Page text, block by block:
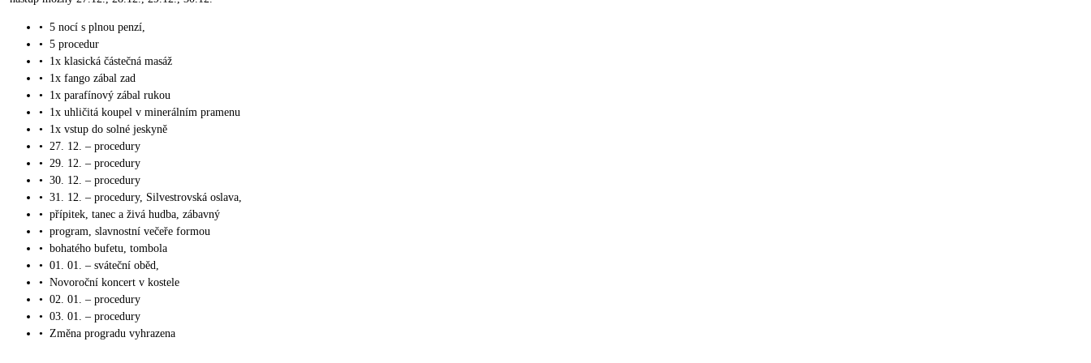
• 5 nocí s plnou penzí,
• 5 procedur
•
1x klasická částečná masáž
•
1x fango zábal zad
•
1x parafínový zábal rukou
•
1x uhličitá koupel v minerálním pramenu
•
1x vstup do solné jeskyně
•
27. 12. – procedury
•
29. 12. – procedury
• 30. 12. – procedury
• 31. 12. – procedury, Silvestrovská oslava,
• přípitek, tanec a živá hudba, zábavný
• program, slavnostní večeře formou
• bohatého bufetu, tombola
• 01. 01. – sváteční oběd,
• Novoroční koncert v kostele
• 02. 01. – procedury
• 03. 01. – procedury
•
Změna progradu vyhrazena